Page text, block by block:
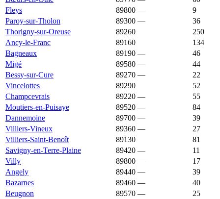
Fleys
89800 —
9
Paroy-sur-Tholon
89300 —
36
Thorigny-sur-Oreuse
89260
250
Ancy-le-Franc
89160
134
Bagneaux
89190 —
46
Migé
89580 —
44
Bessy-sur-Cure
89270 —
22
Vincelottes
89290
52
Champcevrais
89220 —
55
Moutiers-en-Puisaye
89520 —
84
Dannemoine
89700 —
39
Villiers-Vineux
89360 —
27
Villiers-Saint-Benoît
89130
81
Savigny-en-Terre-Plaine
89420 —
11
Villy
89800 —
17
Angely
89440 —
39
Bazarnes
89460 —
40
Beugnon
89570 —
25